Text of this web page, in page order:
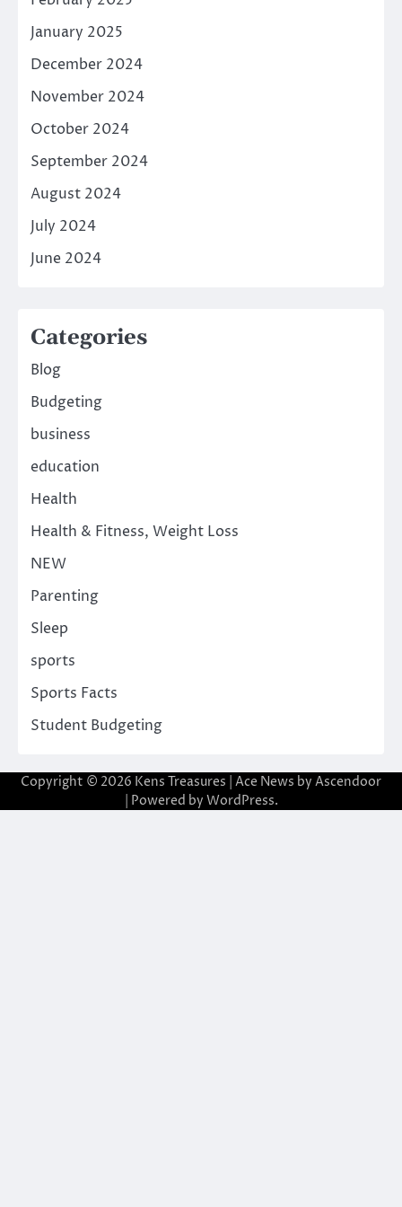
January 2025
December 2024
November 2024
October 2024
September 2024
August 2024
July 2024
June 2024
Categories
Blog
Budgeting
business
education
Health
Health & Fitness, Weight Loss
NEW
Parenting
Sleep
sports
Sports Facts
Student Budgeting
Copyright © 2026 Kens Treasures | Ace News by Ascendoor
| Powered by WordPress.